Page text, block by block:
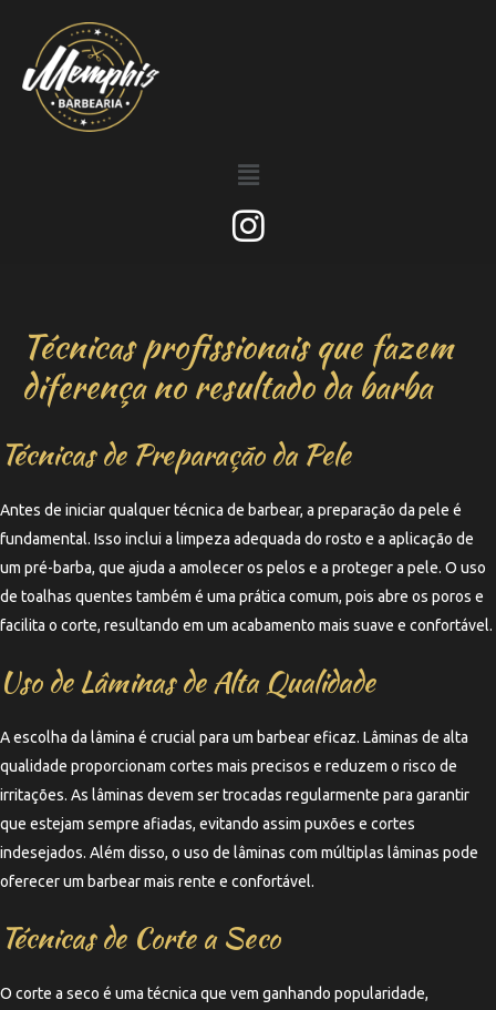
Técnicas profissionais que fazem
diferença no resultado da barba
Técnicas de Preparação da Pele
Antes de iniciar qualquer técnica de barbear, a preparação da pele é
fundamental. Isso inclui a limpeza adequada do rosto e a aplicação de
um pré-barba, que ajuda a amolecer os pelos e a proteger a pele. O uso
de toalhas quentes também é uma prática comum, pois abre os poros e
facilita o corte, resultando em um acabamento mais suave e confortável.
Uso de Lâminas de Alta Qualidade
A escolha da lâmina é crucial para um barbear eficaz. Lâminas de alta
qualidade proporcionam cortes mais precisos e reduzem o risco de
irritações. As lâminas devem ser trocadas regularmente para garantir
que estejam sempre afiadas, evitando assim puxões e cortes
indesejados. Além disso, o uso de lâminas com múltiplas lâminas pode
oferecer um barbear mais rente e confortável.
Técnicas de Corte a Seco
O corte a seco é uma técnica que vem ganhando popularidade,